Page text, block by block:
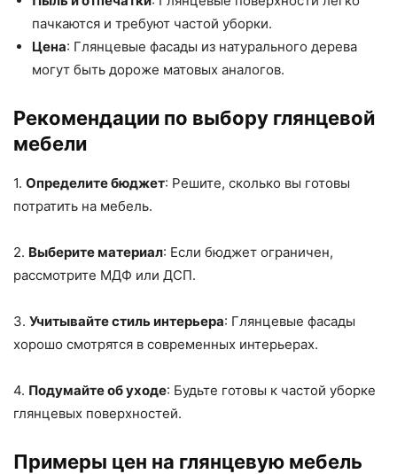
пачкаются и требуют частой уборки.
Цена: Глянцевые фасады из натурального дерева
могут быть дороже матовых аналогов.
Рекомендации по выбору глянцевой
мебели
1. Определите бюджет: Решите, сколько вы готовы
потратить на мебель.
2. Выберите материал: Если бюджет ограничен,
рассмотрите МДФ или ДСП.
3. Учитывайте стиль интерьера: Глянцевые фасады
хорошо смотрятся в современных интерьерах.
4. Подумайте об уходе: Будьте готовы к частой уборке
глянцевых поверхностей.
Примеры цен на глянцевую мебель